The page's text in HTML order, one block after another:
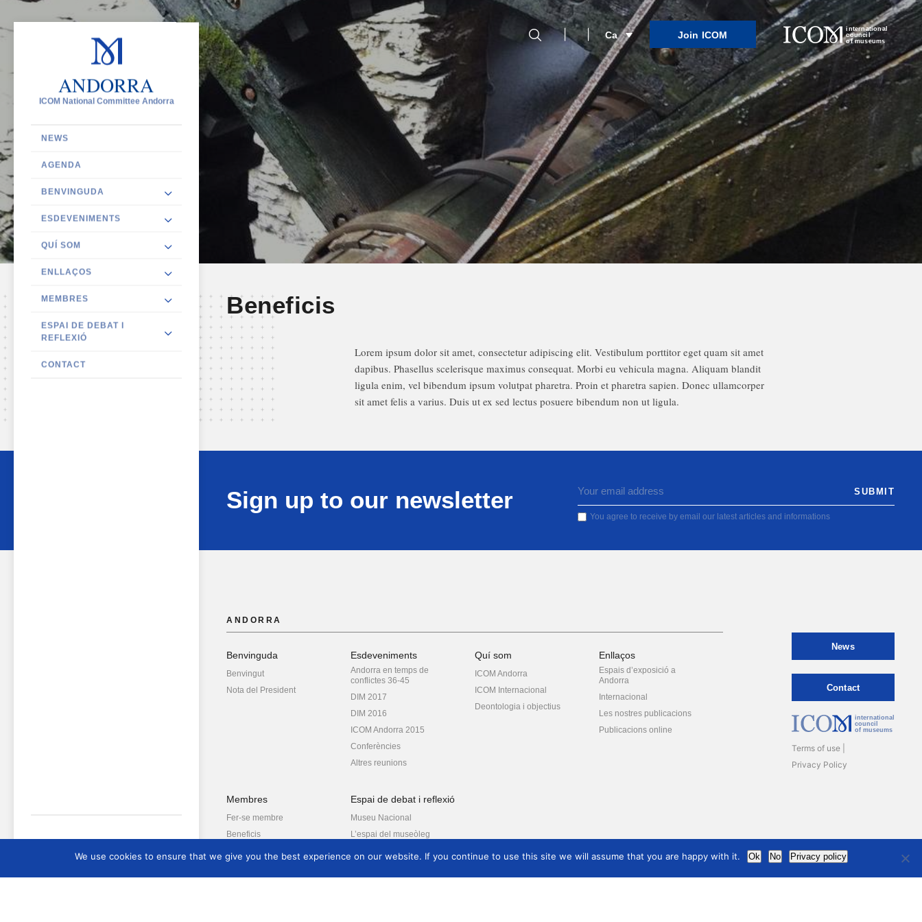
Ca Join ICOM
international
council
of museums
ANDORRA
ICOM National Committee Andorra
NEWS
AGENDA
BENVINGUDA
ESDEVENIMENTS
QUÍ SOM
ENLLAÇOS
MEMBRES
ESPAI DE DEBAT I
REFLEXIÓ
CONTACT
Beneficis
Lorem ipsum dolor sit amet, consectetur adipiscing elit. Vestibulum porttitor eget quam sit amet
dapibus. Phasellus scelerisque maximus consequat. Morbi eu vehicula magna. Aliquam blandit
ligula enim, vel bibendum ipsum volutpat pharetra. Proin et pharetra sapien. Donec ullamcorper
sit amet felis a varius. Duis ut ex sed lectus posuere bibendum non ut ligula.
Sign up to our newsletter
You agree to receive by email our latest articles and informations
ANDORRA
Benvinguda
Benvingut
Nota del President
Esdeveniments
Andorra en temps de
conflictes 36-45
DIM 2017
DIM 2016
ICOM Andorra 2015
Conferències
Altres reunions
Quí som
ICOM Andorra
ICOM Internacional
Deontologia i objectius
Enllaços
Espais d’exposició a
Andorra
Internacional
Les nostres publicacions
Publicacions online
Membres
Fer-se membre
Beneficis
Espai de debat i reflexió
Museu Nacional
L’espai del museòleg
News
Contact
international
council
of museums
Terms of use
Privacy Policy
We use cookies to ensure that we give you the best experience on our website. If you continue to use this site we will assume that you are happy with it. Ok No Privacy policy